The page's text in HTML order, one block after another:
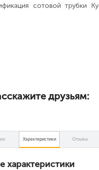
сотовой трубки
друзьям:
Характеристики Отзывы
характеристики